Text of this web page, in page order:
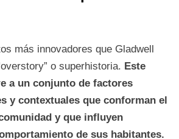
más innovadores que Gladwell
o superhistoria. Este
a un conjunto de factores
y contextuales que conforman el
y que influyen
de sus habitantes.